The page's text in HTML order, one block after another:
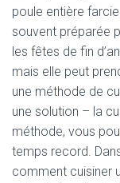
poule entière
souvent préparée
les fêtes de fin
mais elle peut
une méthode de
une solution – la
méthode, vous
temps record.
comment cuisiner